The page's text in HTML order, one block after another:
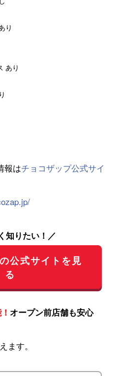
り
あり
報はチョコザップ公式サイ
知りたい！／
公式サイトを見
る
オープン前店舗も安心
ます。